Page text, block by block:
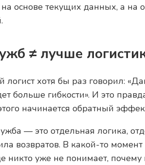
основе текущих данных, а на
≠ лучше
хотя бы раз говорил:
больше гибкости». И это
начинается обратный
— это отдельная логика,
возвратов. В какой-то
никто уже не понимает,